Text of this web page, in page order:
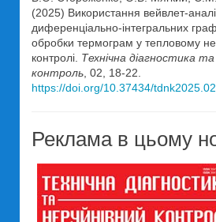
(2025) Використання вейвлет-
диференціально-інтегральних
обробки термограм у тепловому
контролі. Технічна діагностика
контроль , 02, 18-22.
https://doi.org/10.37434/
Реклама в цьому